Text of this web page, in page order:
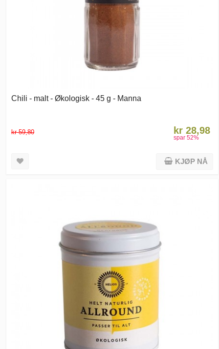
Chili - malt - Økologisk - 45 g - Manna
kr 59,80 kr 28,98
spar 52%
KJØP NÅ